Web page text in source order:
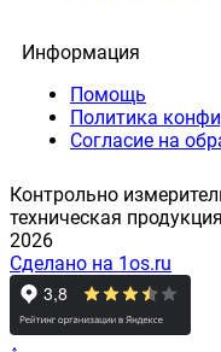
Информация
Помощь
Политика
Согласие на
Контрольно
техническая
2026
Сделано на 1os.ru